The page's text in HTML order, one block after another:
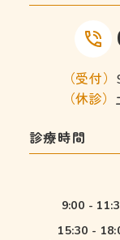
（受付）
（休診）
診療時間
9:00 -
15:30 -